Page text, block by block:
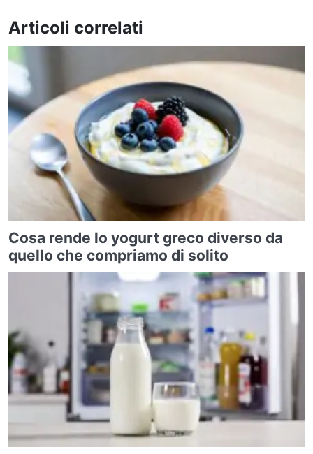
Articoli correlati
Cosa rende lo yogurt greco diverso da
quello che compriamo di solito